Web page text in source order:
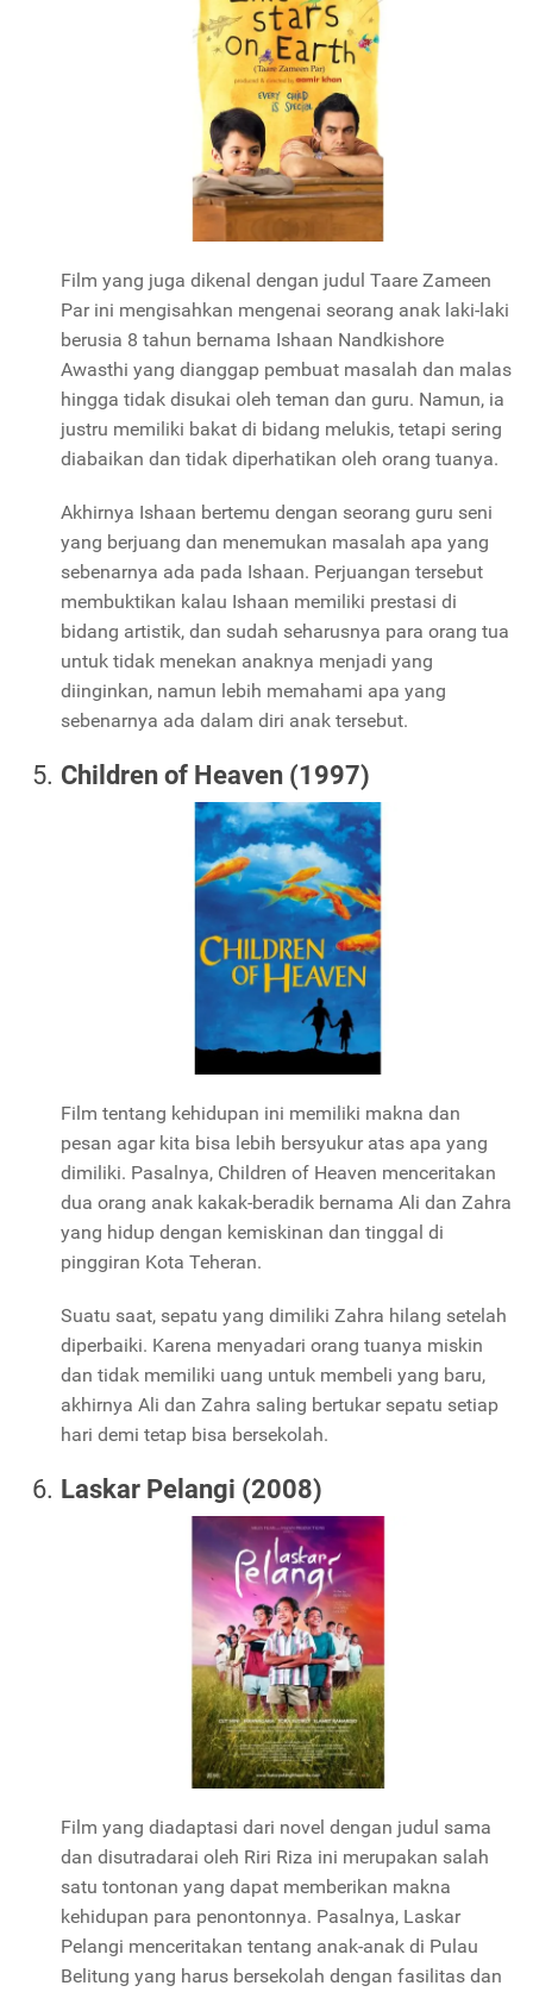
Film yang juga dikenal dengan judul Taare Zameen
Par ini mengisahkan mengenai seorang anak laki-laki
berusia 8 tahun bernama Ishaan Nandkishore
Awasthi yang dianggap pembuat masalah dan malas
hingga tidak disukai oleh teman dan guru. Namun, ia
justru memiliki bakat di bidang melukis, tetapi sering
diabaikan dan tidak diperhatikan oleh orang tuanya.
Akhirnya Ishaan bertemu dengan seorang guru seni
yang berjuang dan menemukan masalah apa yang
sebenarnya ada pada Ishaan. Perjuangan tersebut
membuktikan kalau Ishaan memiliki prestasi di
bidang artistik, dan sudah seharusnya para orang tua
untuk tidak menekan anaknya menjadi yang
diinginkan, namun lebih memahami apa yang
sebenarnya ada dalam diri anak tersebut.
Children of Heaven (1997)
Film tentang kehidupan ini memiliki makna dan
pesan agar kita bisa lebih bersyukur atas apa yang
dimiliki. Pasalnya, Children of Heaven menceritakan
dua orang anak kakak-beradik bernama Ali dan Zahra
yang hidup dengan kemiskinan dan tinggal di
pinggiran Kota Teheran.
Suatu saat, sepatu yang dimiliki Zahra hilang setelah
diperbaiki. Karena menyadari orang tuanya miskin
dan tidak memiliki uang untuk membeli yang baru,
akhirnya Ali dan Zahra saling bertukar sepatu setiap
hari demi tetap bisa bersekolah.
Laskar Pelangi (2008)
Film yang diadaptasi dari novel dengan judul sama
dan disutradarai oleh Riri Riza ini merupakan salah
satu tontonan yang dapat memberikan makna
kehidupan para penontonnya. Pasalnya, Laskar
Pelangi menceritakan tentang anak-anak di Pulau
Belitung yang harus bersekolah dengan fasilitas dan